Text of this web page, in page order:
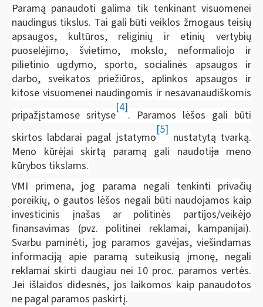
Paramą panaudoti galima tik tenkinant visuomenei
naudingus tikslus. Tai gali būti veiklos žmogaus teisių
apsaugos, kultūros, religinių ir etinių vertybių
puoselėjimo, švietimo, mokslo, neformaliojo ir
pilietinio ugdymo, sporto, socialinės apsaugos ir
darbo, sveikatos priežiūros, aplinkos apsaugos ir
kitose visuomenei naudingomis ir nesavanaudiškomis
pripažįstamose srityse
[4]
. Paramos lėšos gali būti
skirtos labdarai pagal įstatymo
[5]
nustatytą tvarką.
Meno kūrėjai skirtą paramą gali naudotijameno
kūrybos tikslams.
VMI primena, jog parama negali tenkinti privačių
poreikių, o gautos lėšos negali būti naudojamos kaip
investicinis įnašas ar politinės partijos/veikėjo
finansavimas (pvz. politinei reklamai, kampanijai).
Svarbu paminėti, jog paramos gavėjas, viešindamas
informaciją apie paramą suteikusią įmonę, negali
reklamai skirti daugiau nei 10 proc. paramos vertės.
Jei išlaidos didesnės, jos laikomos kaip panaudotos
ne pagal paramos paskirtį.